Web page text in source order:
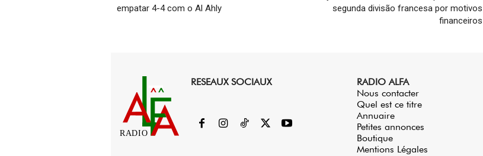
empatar 4-4 com o Al Ahly
segunda divisão francesa por motivos
financeiros
RADIO
RESEAUX SOCIAUX
RADIO ALFA
Nous contacter
Quel est ce titre
Annuaire
Petites annonces
Boutique
Mentions Légales